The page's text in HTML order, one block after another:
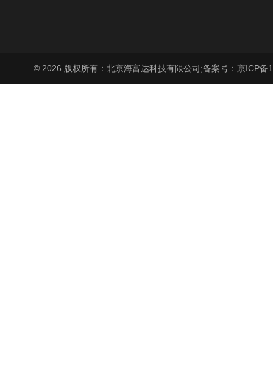
© 2026 版权所有：北京海富达科技有限公司;备案号：京ICP备